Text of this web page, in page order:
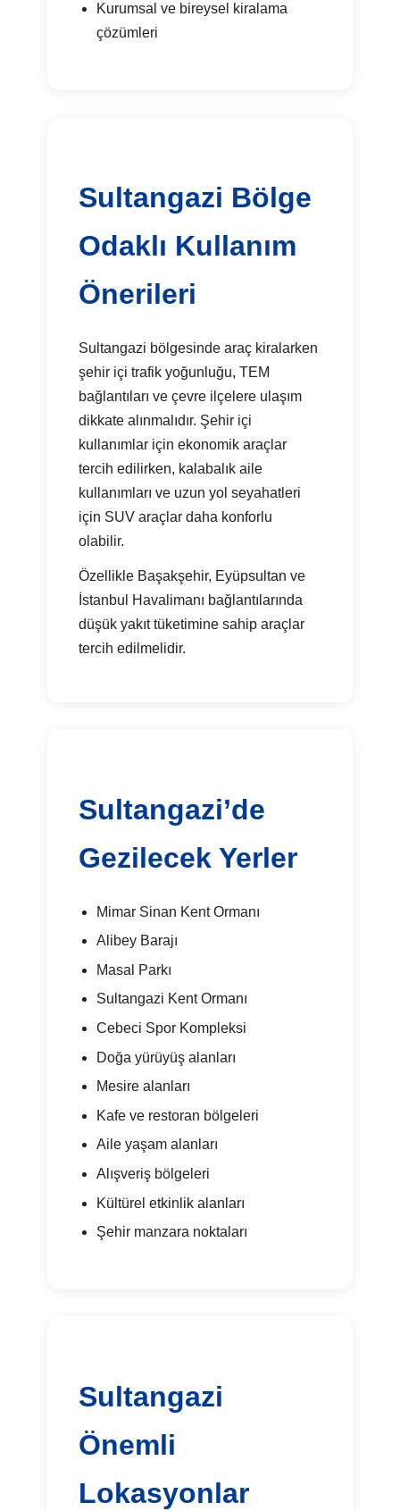
Kurumsal ve bireysel kiralama
çözümleri
Sultangazi Bölge
Odaklı Kullanım
Önerileri
Sultangazi bölgesinde araç kiralarken
şehir içi trafik yoğunluğu, TEM
bağlantıları ve çevre ilçelere ulaşım
dikkate alınmalıdır. Şehir içi
kullanımlar için ekonomik araçlar
tercih edilirken, kalabalık aile
kullanımları ve uzun yol seyahatleri
için SUV araçlar daha konforlu
olabilir.
Özellikle Başakşehir, Eyüpsultan ve
İstanbul Havalimanı bağlantılarında
düşük yakıt tüketimine sahip araçlar
tercih edilmelidir.
Sultangazi’de
Gezilecek Yerler
Mimar Sinan Kent Ormanı
Alibey Barajı
Masal Parkı
Sultangazi Kent Ormanı
Cebeci Spor Kompleksi
Doğa yürüyüş alanları
Mesire alanları
Kafe ve restoran bölgeleri
Aile yaşam alanları
Alışveriş bölgeleri
Kültürel etkinlik alanları
Şehir manzara noktaları
Sultangazi
Önemli
Lokasyonlar